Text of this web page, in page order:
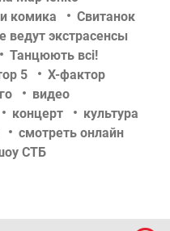
комика
Свитанок
ведут экстрасенсы
Танцюють всі!
5
Х-фактор
видео
концерт
культура
смотреть онлайн
СТБ